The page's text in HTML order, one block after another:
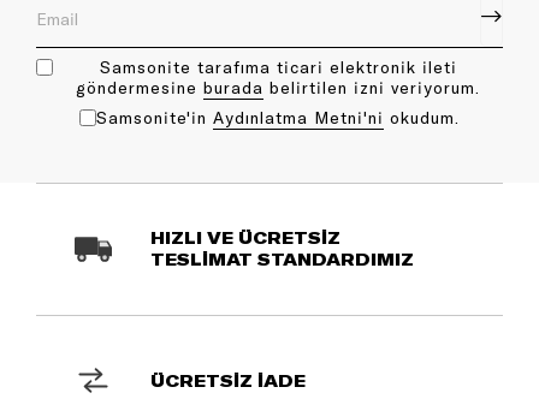
Samsonite tarafıma ticari elektronik ileti
göndermesine bu rada belirtilen izni veriyorum.
Samsonite'in Aydınlatma Metni'ni okudum.
HIZLI VE ÜCRETSİZ
TESLİMAT STANDARDIMIZ
ÜCRETSİZ İADE